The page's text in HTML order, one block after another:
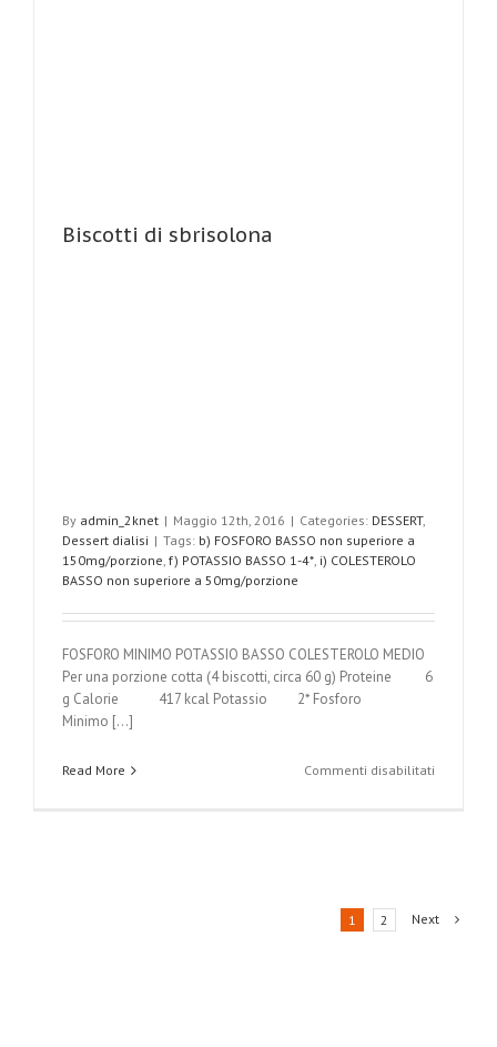
Biscotti di sbrisolona
By admin_2knet | Maggio 12th, 2016 | Categories: DESSERT,
Dessert dialisi | Tags: b) FOSFORO BASSO non superiore a
150mg/porzione, f) POTASSIO BASSO 1-4*, i) COLESTEROLO
BASSO non superiore a 50mg/porzione
FOSFORO MINIMO POTASSIO BASSO COLESTEROLO MEDIO
Per una porzione cotta (4 biscotti, circa 60 g) Proteine 6
g Calorie 417 kcal Potassio 2* Fosforo
Minimo [...]
Read More Commenti disabilitati
1 2 Next